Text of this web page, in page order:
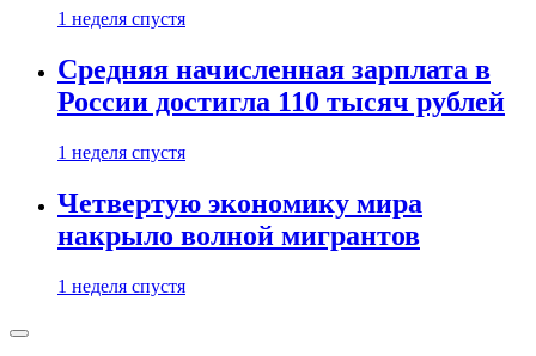
1 неделя спустя
Средняя начисленная зарплата в
России достигла 110 тысяч рублей
1 неделя спустя
Четвертую экономику мира
накрыло волной мигрантов
1 неделя спустя